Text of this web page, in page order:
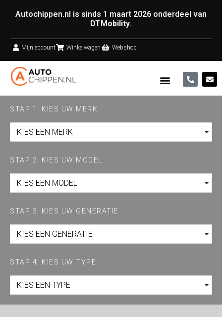
Autochippen.nl is sinds 1 maart 2026 onderdeel van
DTMobility.
Mijn account Winkelwagen Webshop
STAP 1: KIES UW MERK
KIES EEN MERK
STAP 2: KIES UW MODEL
KIES EEN MODEL
STAP 3: KIES UW GENERATIE
KIES EEN GENERATIE
STAP 4: KIES UW TYPE
KIES EEN TYPE